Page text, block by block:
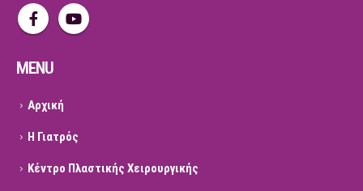
MENU
Αρχική
Η Γιατρός
Κέντρο Πλαστικής Χειρουργικής